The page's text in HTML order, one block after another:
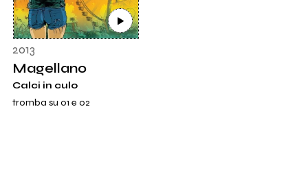
2013
Magellano
Calci in culo
tromba su 01 e 02